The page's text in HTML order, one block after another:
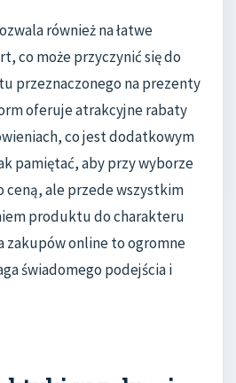
również na łatwe
co może przyczynić się do
przeznaczonego na prezenty
oferuje atrakcyjne rabaty
co jest dodatkowym
pamiętać, aby przy wyborze
ceną, ale przede wszystkim
produktu do charakteru
zakupów online to ogromne
świadomego podejścia i